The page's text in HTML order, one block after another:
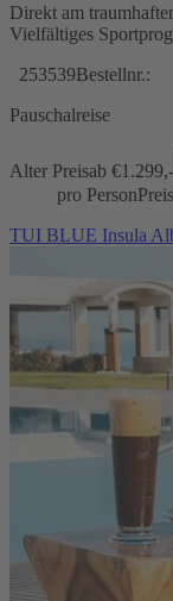
Direkt am
Vielfältiges
253539Bestellnr.:
Pauschalreise
Alter Preisab €1.299,-
pro Person
TUI BLUE Insula